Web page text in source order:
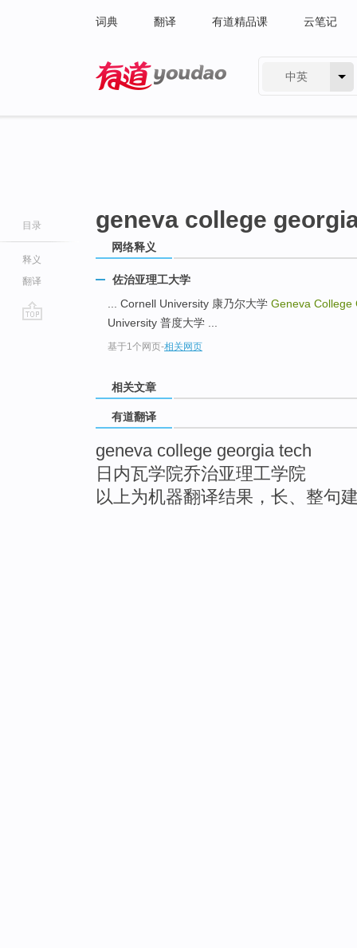
词典 翻译 有道精品课 云笔记
中英
目录
释义
翻译
geneva college
网络释义
佐治亚理工大学
... Cornell University 康乃尔大学 Geneva
University 普度大学 ...
基于1个网页-相关网页
相关文章
有道翻译
geneva college georgia tech
日内瓦学院乔治亚理工学院
以上为机器翻译结果，长、整句